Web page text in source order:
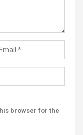
browser for the